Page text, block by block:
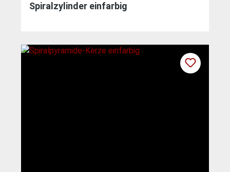
Spiralzylinder einfarbig